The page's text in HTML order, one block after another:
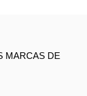
MARCAS DE